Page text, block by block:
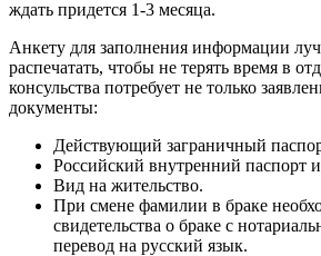
ждать придется 1-3 месяца.
Анкету для заполнения информации
распечатать, чтобы не терять время в
консульства потребует не только
документы:
Действующий заграничный
Российский внутренний паспорт
Вид на жительство.
При смене фамилии в браке
свидетельства о браке с
перевод на русский язык.